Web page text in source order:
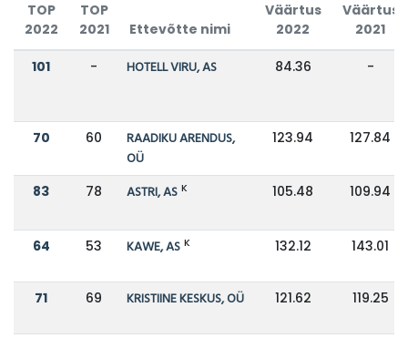
TOP
2022
TOP
2021
Ettevõtte nimi
Väärtus
2022
Väärtus
2021
101 - HOTELL VIRU, AS 84.36 -
70 60
RAADIKU ARENDUS,
OÜ
123.94 127.84
83 78 ASTRI, AS K 105.48 109.94
64 53 KAWE, AS K 132.12 143.01
71 69 KRISTIINE KESKUS, OÜ 121.62 119.25